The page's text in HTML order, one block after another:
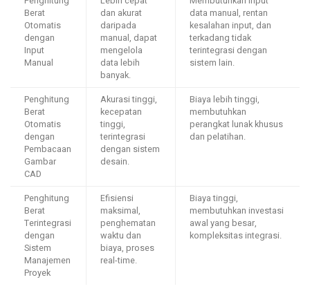
Berat
Otomatis
dengan
Input
Manual
dan akurat
daripada
manual, dapat
mengelola
data lebih
banyak.
data manual, rentan
kesalahan input, dan
terkadang tidak
terintegrasi dengan
sistem lain.
Penghitung
Berat
Otomatis
dengan
Pembacaan
Gambar
CAD
Akurasi tinggi,
kecepatan
tinggi,
terintegrasi
dengan sistem
desain.
Biaya lebih tinggi,
membutuhkan
perangkat lunak khusus
dan pelatihan.
Penghitung
Berat
Terintegrasi
dengan
Sistem
Manajemen
Proyek
Efisiensi
maksimal,
penghematan
waktu dan
biaya, proses
real-time.
Biaya tinggi,
membutuhkan investasi
awal yang besar,
kompleksitas integrasi.